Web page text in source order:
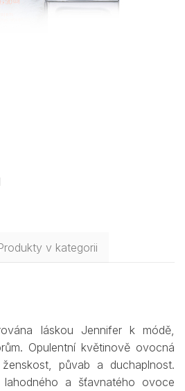
v kategorii
láskou Jennifer k módě,
Opulentní květinově ovocná
půvab a duchaplnost.
a šťavnatého ovoce